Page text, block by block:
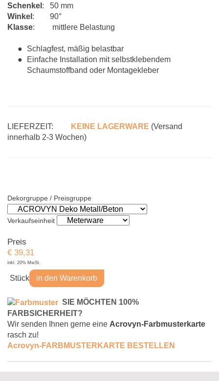
Schenkel : 50 mm
Winkel : 90°
Klasse: mittlere Belastung
Schlagfest, mäßig belastbar
Einfache Installation mit selbstklebendem
Schaumstoffband oder Montagekleber
LIEFERZEIT: KEINE LAGERWARE (Versand
innerhalb 2-3 Wochen)
Dekorgruppe / Preisgruppe
Verkaufseinheit
Preis
€ 39,31
inkl. 20% MwSt.
Stück in den Warenkorb
S IE MÖCHTEN 100%
FARBSICHERHEIT?
Wir senden Ihnen gerne eine Acrovyn-Farbmusterkarte
rasch zu!
Acrovyn-FARBMUSTERKARTE BESTELLEN